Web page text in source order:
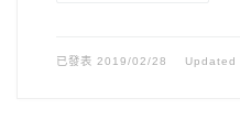
已發表 2019/02/28 Updated